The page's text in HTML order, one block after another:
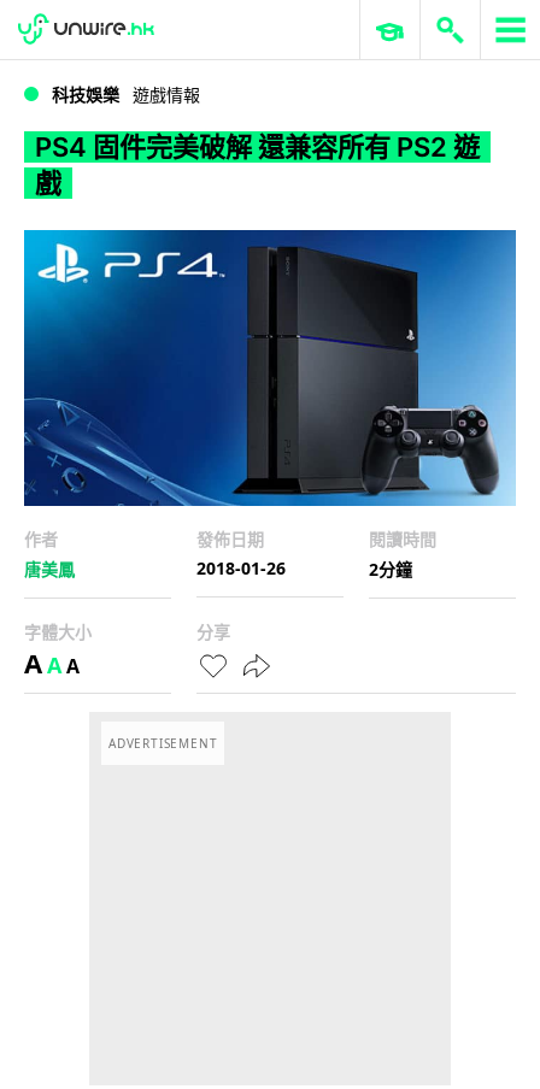
PS4 固件完美破解 還兼容所有 PS2 遊戲
WWDC 2026 ERP 與商業 AI
科技娛樂 遊戲情報
PS4 固件完美破解 還兼容所有 PS2 遊
戲
作者
唐美鳳
發佈日期
2018-01-26
閱讀時間
2分鐘
字體大小
AAA
分享
ADVERTISEMENT